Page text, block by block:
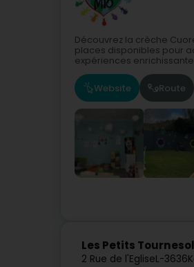
Découvrez la crèche
places disponibles pour
expériences
Website Route
Les Petits
2 Rue de l'EgliseL-3636